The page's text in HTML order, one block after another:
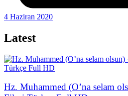
4 Haziran 2020
Latest
Hz. Muhammed (O’na selam